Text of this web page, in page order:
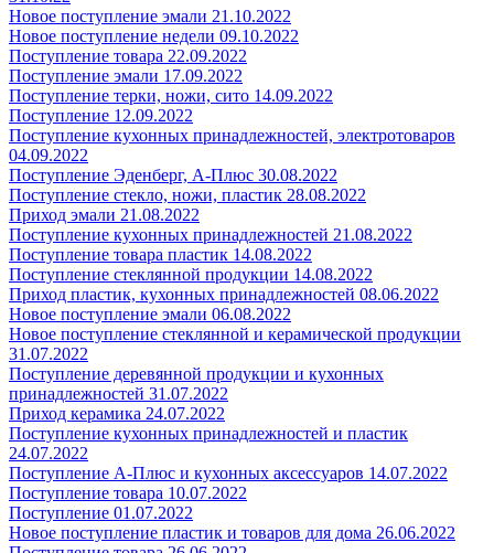
Новое поступление эмали 21.10.2022
Новое поступление недели 09.10.2022
Поступление товара 22.09.2022
Поступление эмали 17.09.2022
Поступление терки, ножи, сито 14.09.2022
Поступление 12.09.2022
Поступление кухонных принадлежностей, электротоваров
04.09.2022
Поступление Эденберг, А-Плюс 30.08.2022
Поступление стекло, ножи, пластик 28.08.2022
Приход эмали 21.08.2022
Поступление кухонных принадлежностей 21.08.2022
Поступление товара пластик 14.08.2022
Поступление стеклянной продукции 14.08.2022
Приход пластик, кухонных принадлежностей 08.06.2022
Новое поступление эмали 06.08.2022
Новое поступление стеклянной и керамической продукции
31.07.2022
Поступление деревянной продукции и кухонных
принадлежностей 31.07.2022
Приход керамика 24.07.2022
Поступление кухонных принадлежностей и пластик
24.07.2022
Поступление А-Плюс и кухонных аксессуаров 14.07.2022
Поступление товара 10.07.2022
Поступление 01.07.2022
Новое поступление пластик и товаров для дома 26.06.2022